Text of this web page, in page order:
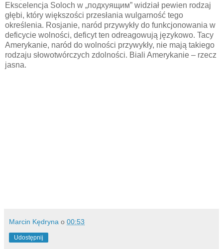
Ekscelencja Soloch w „подхуящим” widział pewien rodzaj
głębi, który większości przesłania wulgarność tego
określenia. Rosjanie, naród przywykły do funkcjonowania w
deficycie wolności, deficyt ten odreagowują językowo. Tacy
Amerykanie, naród do wolności przywykły, nie mają takiego
rodzaju słowotwórczych zdolności. Biali Amerykanie – rzecz
jasna.
Marcin Kędryna o 00:53
Udostępnij